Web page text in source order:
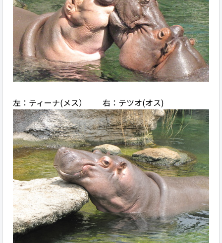
左：ティーナ(メス） 右：テツオ(オス)